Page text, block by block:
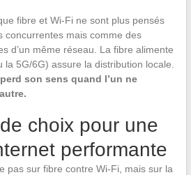
fibre et Wi-Fi ne sont plus pensés
concurrentes mais comme des
d’un même réseau. La fibre alimente
la 5G/6G) assure la distribution locale.
son sens quand l’un ne
choix pour une
performante
pas sur fibre contre Wi-Fi, mais sur la